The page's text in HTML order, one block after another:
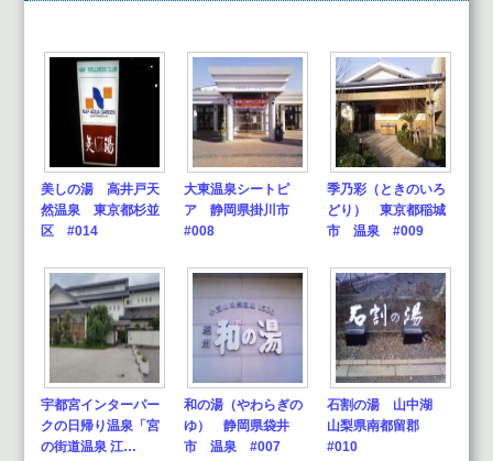
美しの湯 高井戸天
然温泉 東京都杉並
区 #014
大東温泉シートピ
ア 静岡県掛川市
#008
季乃彩（ときのいろ
どり） 東京都稲城
市 温泉 #009
宇都宮インターパー
クの日帰り温泉「宮
の街道温泉 江…
和の湯（やわらぎの
ゆ） 静岡県袋井
市 温泉 #007
石割の湯 山中湖
山梨県南都留郡
#010